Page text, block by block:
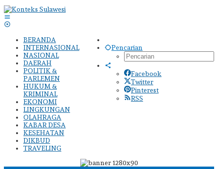
Lewati
ke
konten
Pencarian
Facebook
Twitter
Pinterest
RSS
BERANDA
INTERNASIONAL
NASIONAL
DAERAH
POLITIK &
PARLEMEN
HUKUM &
KRIMINAL
EKONOMI
LINGKUNGAN
OLAHRAGA
KABAR DESA
KESEHATAN
DIKBUD
TRAVELING